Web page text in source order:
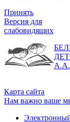
Принять
Версия для
слабовидящих
Карта сайта
Нам важно ваше